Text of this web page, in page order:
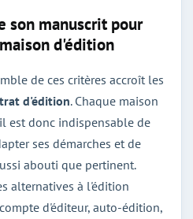
son manuscrit pour
d'édition
de ces critères accroît les
d'édition. Chaque maison
est donc indispensable de
ses démarches et de
abouti que pertinent.
alternatives à l'édition
d'éditeur, auto-édition,